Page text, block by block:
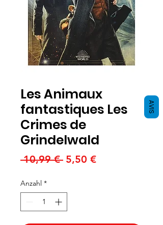
Les Animaux
fantastiques Les
Crimes de
Grindelwald
10,99 € Standardpreis
5,50 €Sale-
Anzahl *
AVIS